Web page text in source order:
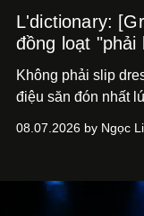
L'dictionary:
đồng loạt "phải
Không phải slip
điệu săn đón nhất
08.07.2026 by Ngọc